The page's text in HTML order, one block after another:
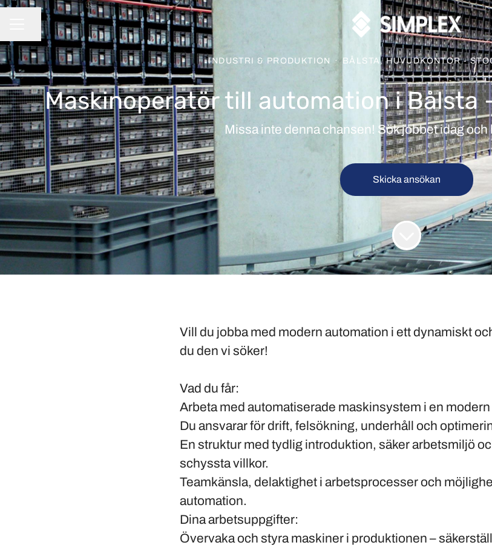
KARRIÄRMENY
Dela sidan
INDUSTRI & PRODUKTION · BÅLSTA, HUVUDKONTOR -
Maskinoperatör till automation i
Missa inte denna chansen! Sök jobbet idag och
Skicka ansökan
Vill du jobba med modern automation i ett dynamiskt
du den vi söker!
Vad du får:
Arbeta med automatiserade maskinsystem i en
Du ansvarar för drift, felsökning, underhåll och
En struktur med tydlig introduktion, säker arbetsmiljö
schyssta villkor.
Teamkänsla, delaktighet i arbetsprocesser och
automation.
Dina arbetsuppgifter:
Övervaka och styra maskiner i produktionen –